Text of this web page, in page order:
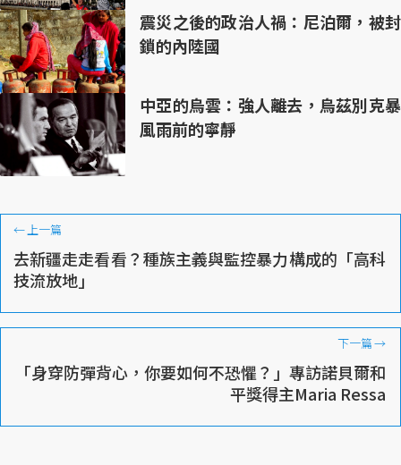
震災之後的政治人禍：尼泊爾，被封
鎖的內陸國
中亞的烏雲：強人離去，烏茲別克暴
風雨前的寧靜
←上一篇
去新疆走走看看？種族主義與監控暴力構成的「高科
技流放地」
下一篇→
「身穿防彈背心，你要如何不恐懼？」專訪諾貝爾和
平獎得主Maria Ressa